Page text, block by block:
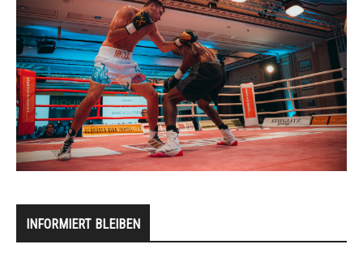
INFORMIERT BLEIBEN